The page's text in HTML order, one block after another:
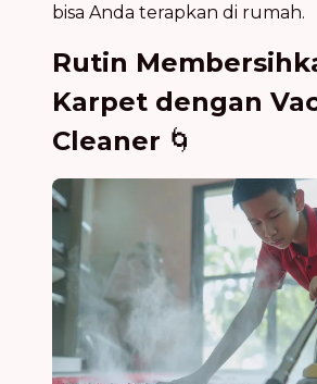
bisa Anda terapkan di rumah.
Rutin
Karpet dengan
Cleaner 🌀